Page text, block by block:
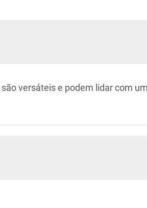
versáteis e podem lidar com